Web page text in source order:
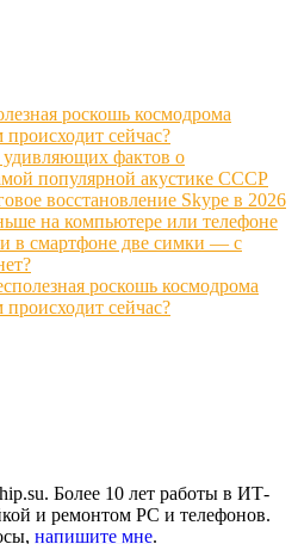
роскошь космодрома
сейчас?
удивляющих фактов о
популярной акустике СССР
восстановление Skype в 2026
на компьютере или телефоне
в смартфоне две симки — с
роскошь космодрома
сейчас?
Более 10 лет работы в ИТ-
и ремонтом PC и телефонов.
напишите мне.